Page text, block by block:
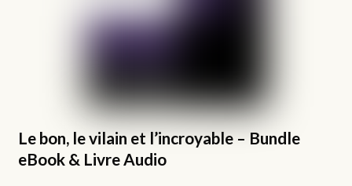
être
choisies
page
du
produit
Le bon, le vilain et l’incroyable – Bundle
eBook & Livre Audio